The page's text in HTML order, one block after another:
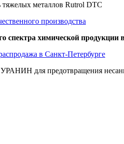
тяжелых металлов Rutrol DTC
производства
спектра химической
в Санкт-Петербурге
для предотвращения